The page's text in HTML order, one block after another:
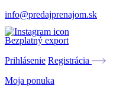
info@predajprenajom.sk
Bezplatný export
Prihlásenie Registrácia
Moja ponuka